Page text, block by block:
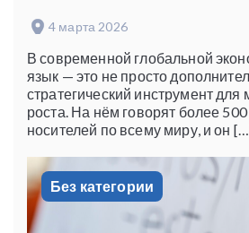
4 марта 2026
В современной глобальной
язык — это не просто
стратегический инструмент
роста. На нём говорят более
носителей по всему миру, и он
Без категории